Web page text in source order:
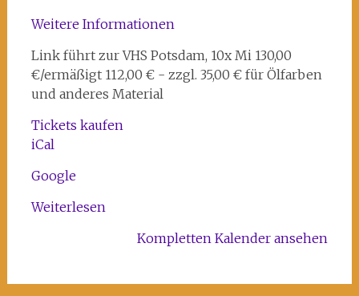
Weitere Informationen
Link führt zur VHS Potsdam, 10x Mi 130,00
€/ermäßigt 112,00 € - zzgl. 35,00 € für Ölfarben
und anderes Material
Tickets kaufen
iCal
Google
Weiterlesen
Kompletten Kalender ansehen